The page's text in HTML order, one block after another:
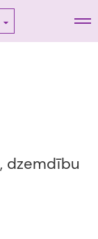
dzemdību